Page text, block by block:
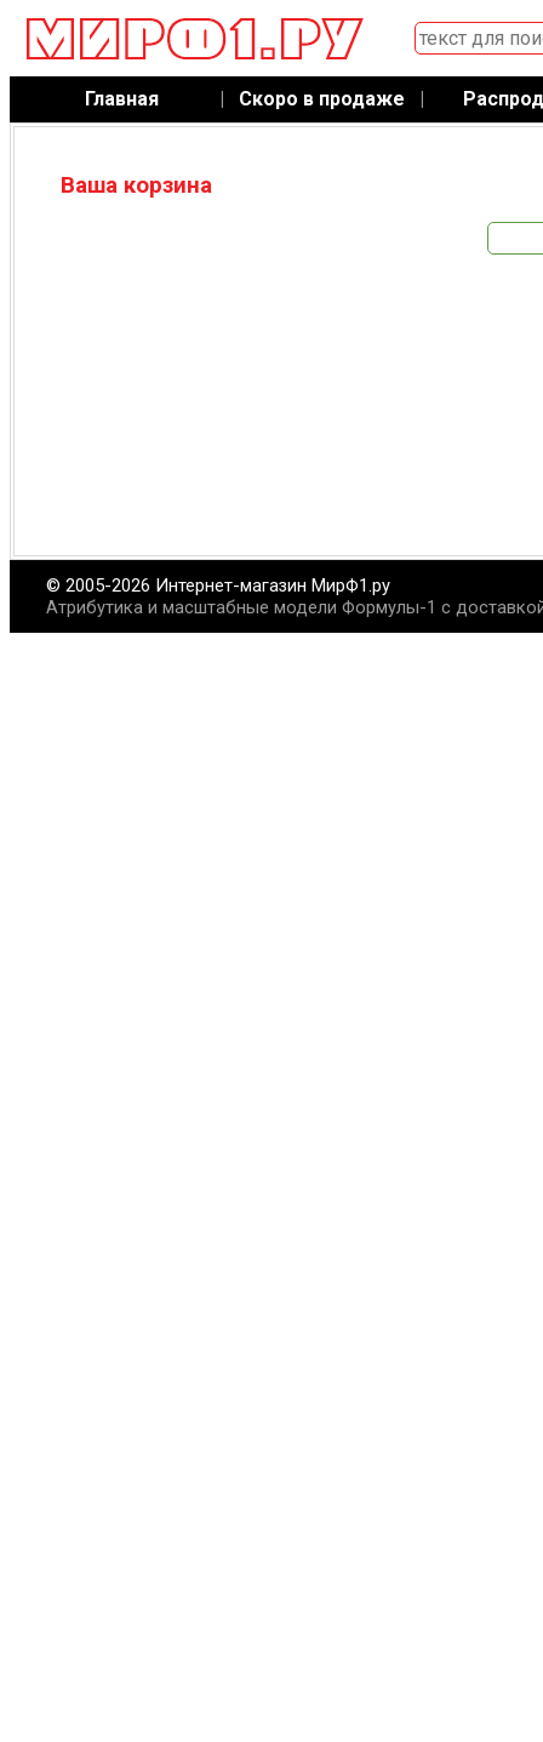
Главная | Скоро в продаже |
Ваша корзина
© 2005-2026 Интернет-магазин МирФ1.ру
Атрибутика и масштабные модели Формулы-1 с